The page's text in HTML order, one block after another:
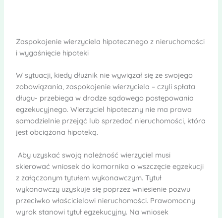
Zaspokojenie wierzyciela hipotecznego z nieruchomości
i wygaśnięcie hipoteki
W sytuacji, kiedy dłużnik nie wywiązał się ze swojego
zobowiązania, zaspokojenie wierzyciela – czyli spłata
długu- przebiega w drodze sądowego postępowania
egzekucyjnego. Wierzyciel hipoteczny nie ma prawa
samodzielnie przejąć lub sprzedać nieruchomości, która
jest obciążona hipoteką.
Aby uzyskać swoją należność wierzyciel musi
skierować wniosek do komornika o wszczęcie egzekucji
z załączonym tytułem wykonawczym. Tytuł
wykonawczy uzyskuje się poprzez wniesienie pozwu
przeciwko właścicielowi nieruchomości. Prawomocny
wyrok stanowi tytuł egzekucyjny. Na wniosek